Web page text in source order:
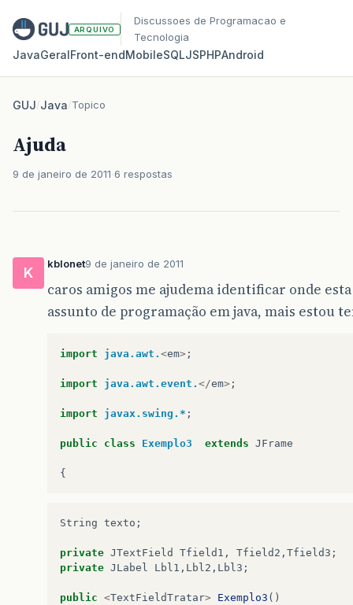
ARQUIVO
Discussoes de Programacao e
Tecnologia
JavaGeralFront‑endMobileSQLJSPHPAndroid
GUJ/Java/Topico
Ajuda
9 de janeiro de 2011 6 respostas
K
kblonet9 de janeiro de 2011
caros amigos me ajudema identificar onde
assunto de programação em java, mais estou
import java.awt. <em> ;
import java.awt.event. </em> ;
import javax.swing.* ;
public class Exemplo3 extends JFrame
{
String texto ;
private JTextField Tfield1 , Tfield2 , Tfield3 ;
private JLabel Lbl1 , Lbl2 , Lbl3 ;
public <TextFieldTratar> Exemplo3 ()